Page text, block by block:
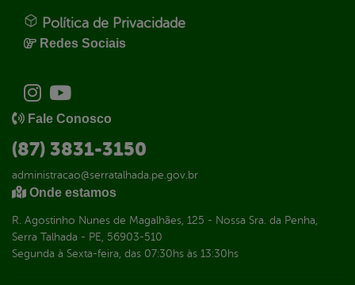
Política de Privacidade
Redes Sociais
Fale Conosco
(87) 3831-3150
administracao@serratalhada.pe.gov.br
Onde estamos
R. Agostinho Nunes de Magalhães, 125 - Nossa Sra. da Penha,
Serra Talhada - PE, 56903-510
Segunda à Sexta-feira, das 07:30hs às 13:30hs